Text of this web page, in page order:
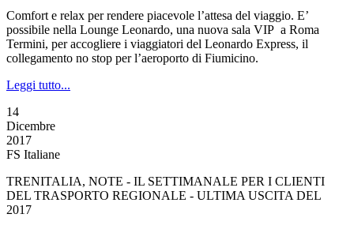
Comfort e relax per rendere piacevole l’attesa del viaggio. E’
possibile nella Lounge Leonardo, una nuova sala VIP a Roma
Termini, per accogliere i viaggiatori del Leonardo Express, il
collegamento no stop per l’aeroporto di Fiumicino.
Leggi tutto...
14
Dicembre
2017
FS Italiane
TRENITALIA, NOTE - IL SETTIMANALE PER I CLIENTI
DEL TRASPORTO REGIONALE - ULTIMA USCITA DEL
2017